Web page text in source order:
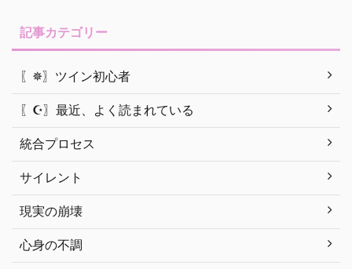
記事カテゴリー
〖✵〗ツイン初心者
〖☪︎〗最近、よく読まれている
統合プロセス
サイレント
現実の崩壊
心身の不調